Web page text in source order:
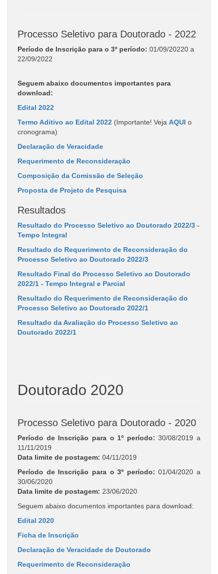
Processo Seletivo para Doutorado - 2022
Período de Inscrição para o 3º período: 01/09/20220 a
22/09/2022
Seguem abaixo documentos importantes para
download:
Edital 2022
Termo Aditivo ao Edital 2022 (Importante! Veja AQUI o
cronograma)
Declaração de Veracidade
Requerimento de Reconsideração
Composição da Comissão de Seleção
Proposta de Projeto de Pesquisa
Resultados
Resultado do Processo Seletivo ao Doutorado 2022/3 -
Tempo Integral
Resultado do Requerimento de Reconsideração do
Processo Seletivo ao Doutorado 2022/3
Resultado Final do Processo Seletivo ao Doutorado
2022/1 - Tempo Integral e Parcial
Resultado do Requerimento de Reconsideração do
Processo Seletivo ao Doutorado 2022/1
Resultado da Avaliação do Processo Seletivo ao
Doutorado 2022/1
Doutorado 2020
Processo Seletivo para Doutorado - 2020
Período de Inscrição para o 1º período: 30/08/2019 a
11/11/2019
Data limite de postagem: 04/11/2019
Período de Inscrição para o 3º período:01/04/2020 a
30/06/2020
Data limite de postagem: 23/06/2020
Seguem abaixo documentos importantes para download:
Edital 2020
Ficha de Inscrição
Declaração de Veracidade de Doutorado
Requerimento de Reconsideração